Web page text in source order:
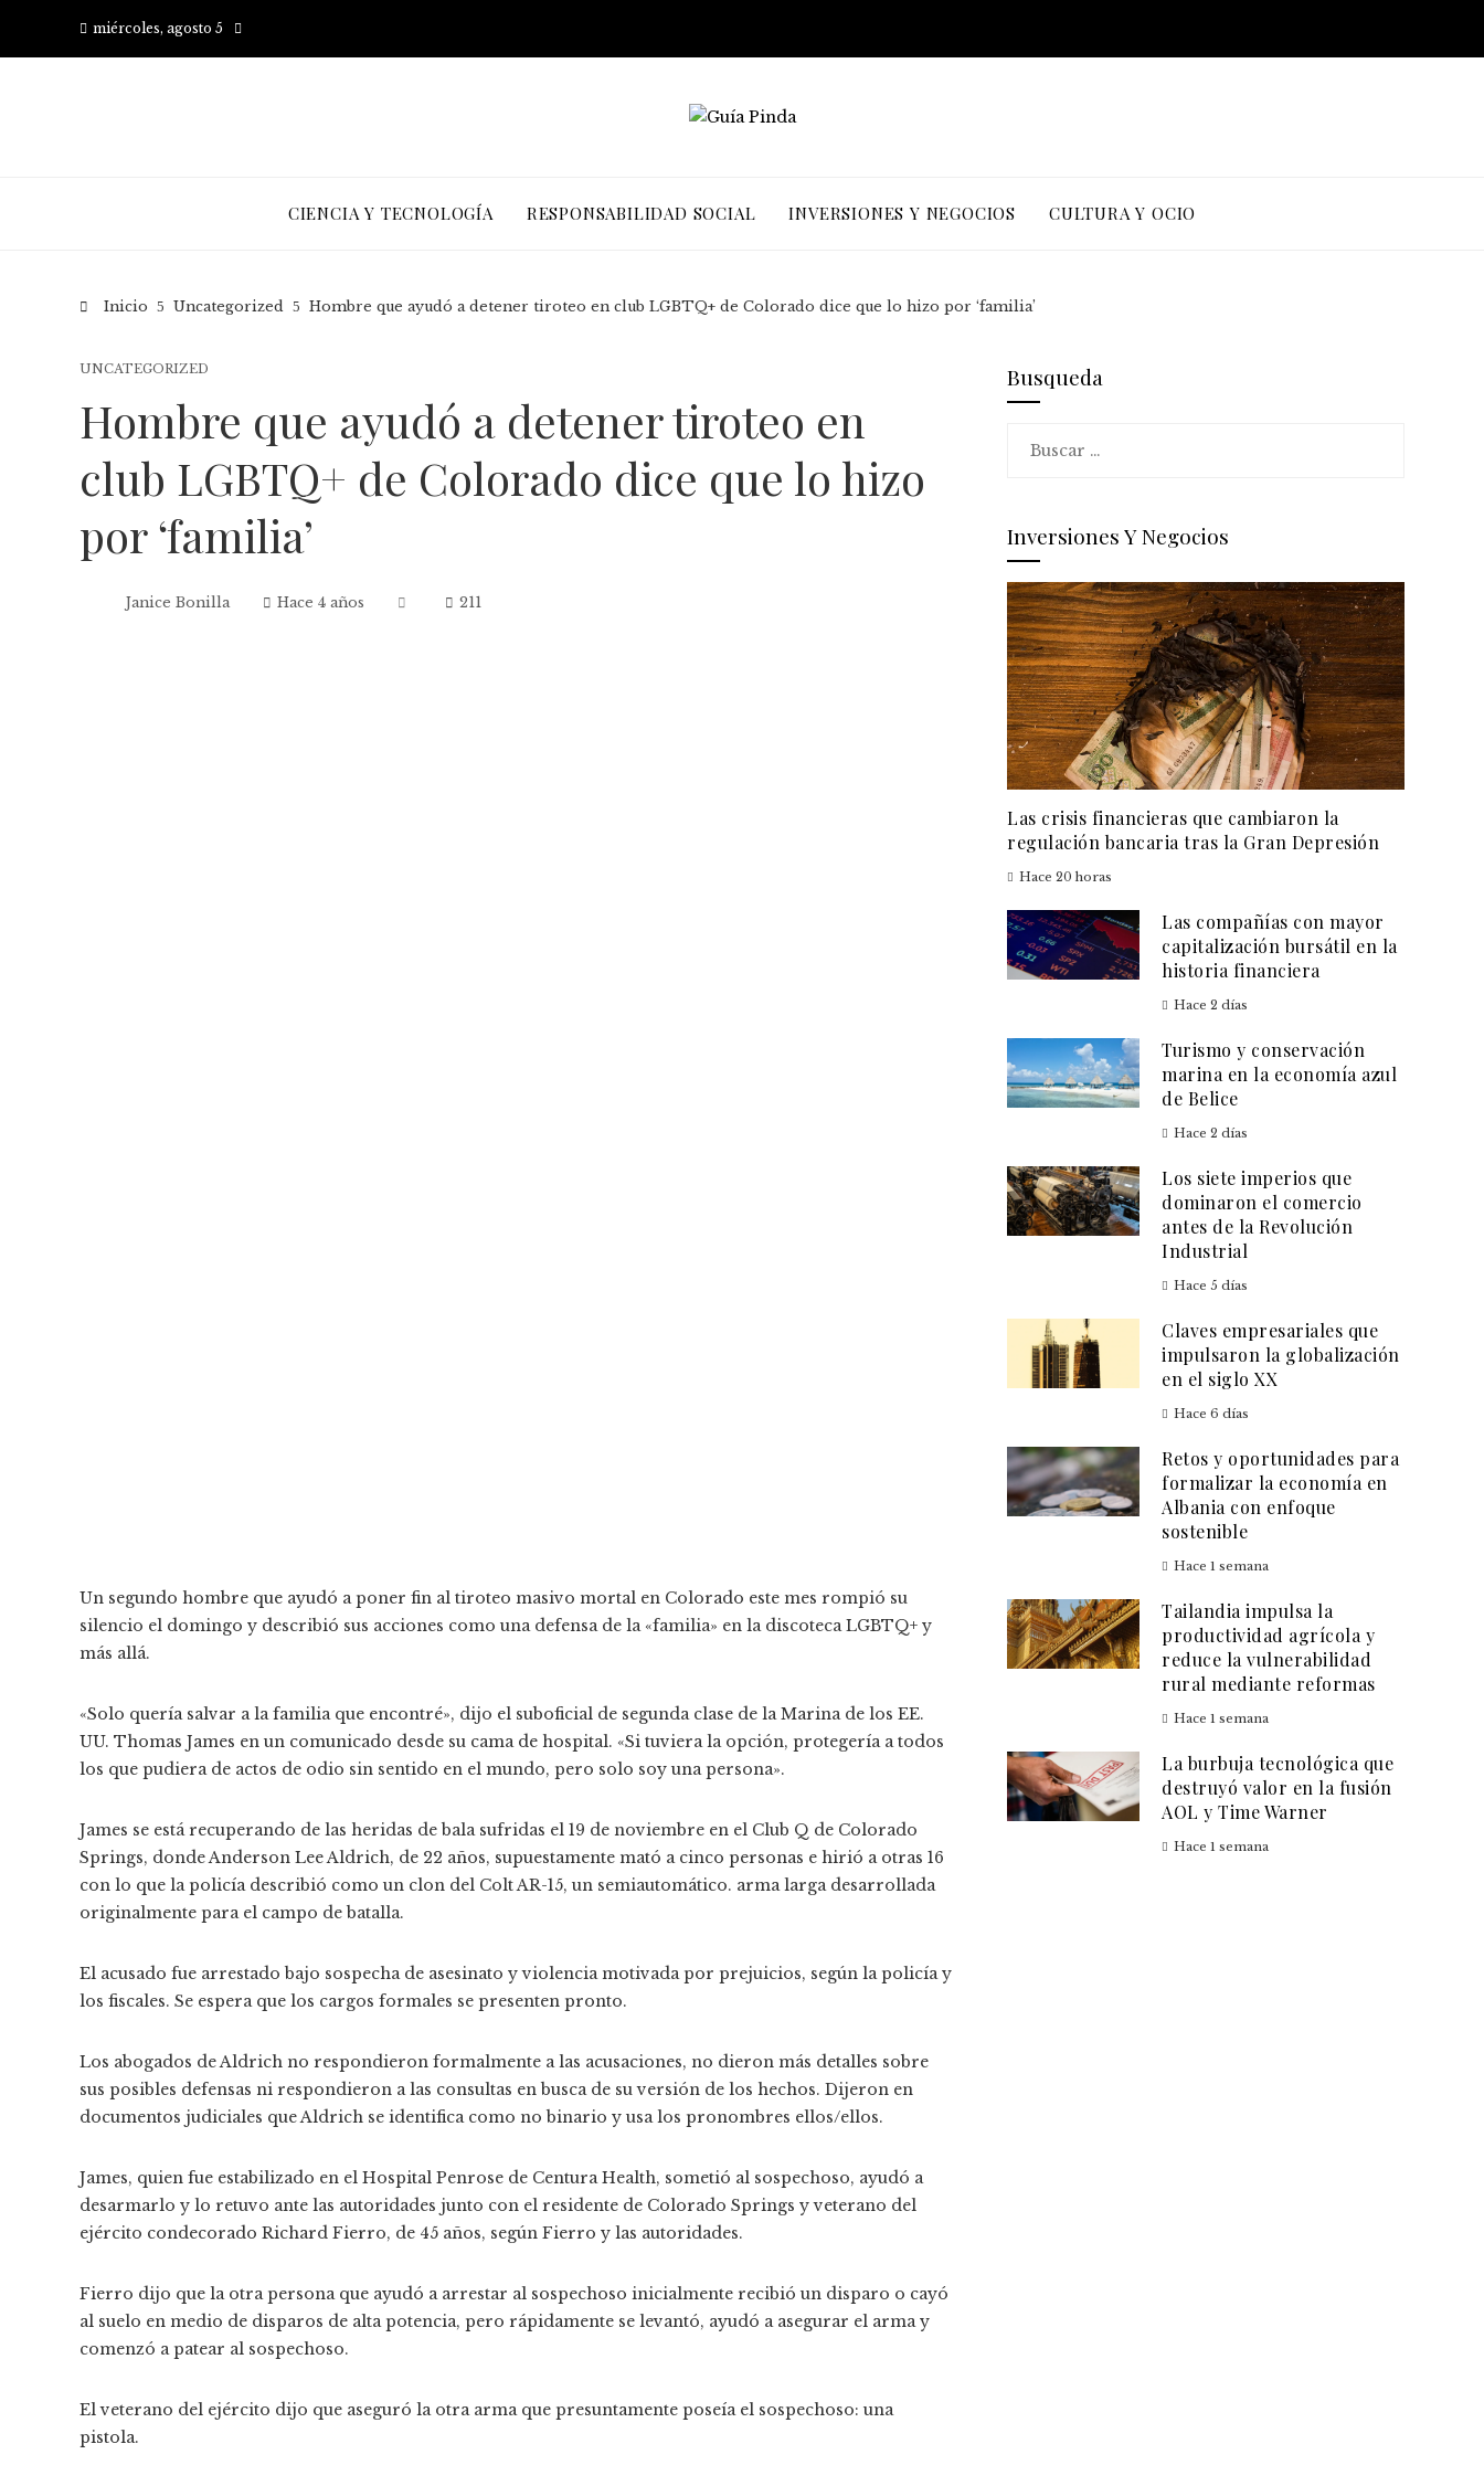
miércoles, agosto 5
CIENCIA Y TECNOLOGÍA RESPONSABILIDAD SOCIAL INVERSIONES Y NEGOCIOS CULTURA Y OCIO
Inicio Uncategorized Hombre que ayudó a detener tiroteo en club LGBTQ+ de Colorado dice que lo hizo por ‘familia’
UNCATEGORIZED
Hombre que ayudó a detener tiroteo en
club LGBTQ+ de Colorado dice que lo hizo
por ‘familia’
Janice Bonilla Hace 4 años 211
Un segundo hombre que ayudó a poner fin al tiroteo masivo mortal en Colorado este mes rompió su
silencio el domingo y describió sus acciones como una defensa de la «familia» en la discoteca LGBTQ+ y
más allá.
«Solo quería salvar a la familia que encontré», dijo el suboficial de segunda clase de la Marina de los EE.
UU. Thomas James en un comunicado desde su cama de hospital. «Si tuviera la opción, protegería a todos
los que pudiera de actos de odio sin sentido en el mundo, pero solo soy una persona».
James se está recuperando de las heridas de bala sufridas el 19 de noviembre en el Club Q de Colorado
Springs, donde Anderson Lee Aldrich, de 22 años, supuestamente mató a cinco personas e hirió a otras 16
con lo que la policía describió como un clon del Colt AR-15, un semiautomático. arma larga desarrollada
originalmente para el campo de batalla.
El acusado fue arrestado bajo sospecha de asesinato y violencia motivada por prejuicios, según la policía y
los fiscales. Se espera que los cargos formales se presenten pronto.
Los abogados de Aldrich no respondieron formalmente a las acusaciones, no dieron más detalles sobre
sus posibles defensas ni respondieron a las consultas en busca de su versión de los hechos. Dijeron en
documentos judiciales que Aldrich se identifica como no binario y usa los pronombres ellos/ellos.
James, quien fue estabilizado en el Hospital Penrose de Centura Health, sometió al sospechoso, ayudó a
desarmarlo y lo retuvo ante las autoridades junto con el residente de Colorado Springs y veterano del
ejército condecorado Richard Fierro, de 45 años, según Fierro y las autoridades.
Fierro dijo que la otra persona que ayudó a arrestar al sospechoso inicialmente recibió un disparo o cayó
al suelo en medio de disparos de alta potencia, pero rápidamente se levantó, ayudó a asegurar el arma y
comenzó a patear al sospechoso.
El veterano del ejército dijo que aseguró la otra arma que presuntamente poseía el sospechoso: una
pistola.
Busqueda
Inversiones Y Negocios
Las crisis financieras que cambiaron la
regulación bancaria tras la Gran Depresión
Hace 20 horas
Las compañías con mayor
capitalización bursátil en la
historia financiera
Hace 2 días
Turismo y conservación
marina en la economía azul
de Belice
Hace 2 días
Los siete imperios que
dominaron el comercio
antes de la Revolución
Industrial
Hace 5 días
Claves empresariales que
impulsaron la globalización
en el siglo XX
Hace 6 días
Retos y oportunidades para
formalizar la economía en
Albania con enfoque
sostenible
Hace 1 semana
Tailandia impulsa la
productividad agrícola y
reduce la vulnerabilidad
rural mediante reformas
Hace 1 semana
La burbuja tecnológica que
destruyó valor en la fusión
AOL y Time Warner
Hace 1 semana